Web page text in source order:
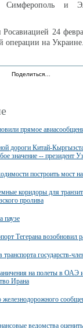
Симферополь и
24
операции на Украине.
Поделиться…
прямое
дороги Китай-
значение -- президент
построить мост
коридоры для
пролива
Тегерана возобновил
транспорта государств-
на полеты в ОАЭ
Ирана
железнодорожного
ведомства